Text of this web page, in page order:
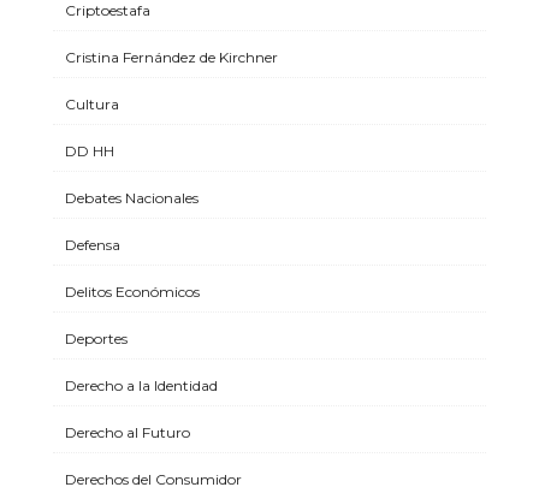
Criptoestafa
Cristina Fernández de Kirchner
Cultura
DD HH
Debates Nacionales
Defensa
Delitos Económicos
Deportes
Derecho a la Identidad
Derecho al Futuro
Derechos del Consumidor